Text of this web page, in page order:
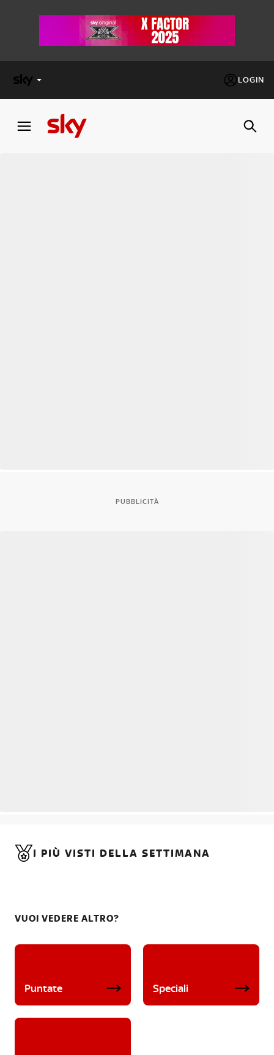
LOGIN
FACTOR
PUBBLICITÀ
I PIÙ VISTI DELLA SETTIMANA
VUOI VEDERE ALTRO?
Puntate Speciali